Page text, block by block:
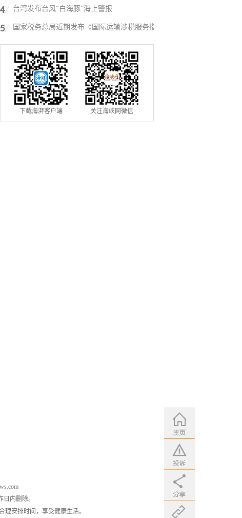
展的心
台湾发布台风“白海豚”海上警报
国家税务总局近期发布《国际运输涉税服务指
引》
下载海湃客户端 关注海峡网微信
内删除。
安排时间，享受健康生活。